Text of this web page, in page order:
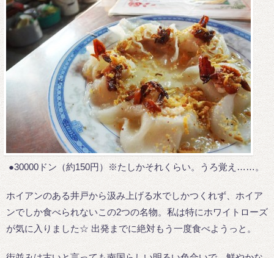
●30000ドン（約150円）※たしかそれくらい。うろ覚え……。
ホイアンのある井戸から汲み上げる水でしかつくれず、ホイア
ンでしか食べられないこの2つの名物。私は特にホワイトローズ
が気に入りました☆ 出発までに絶対もう一度食べようっと。